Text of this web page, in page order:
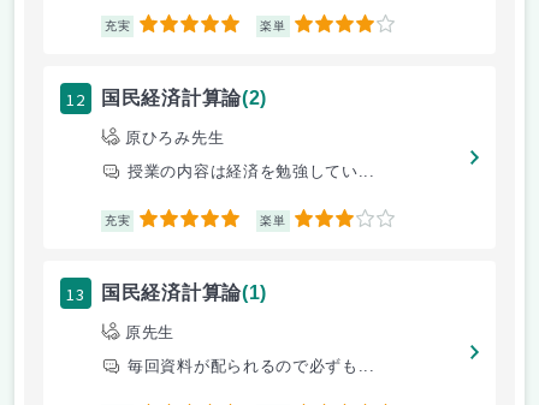
充実 5 楽単 4
12 国民経済計算論(2)
原ひろみ先生
授業の内容は経済を勉強してい...
充実 5 楽単 3
13 国民経済計算論(1)
原先生
毎回資料が配られるので必ずも...